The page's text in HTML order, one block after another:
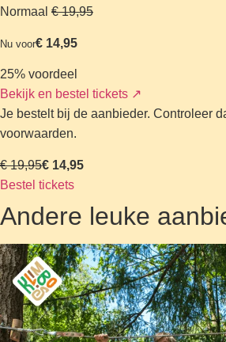
Normaal € 19,95
Nu voor€ 14,95
25% voordeel
Bekijk en bestel tickets ↗
Je bestelt bij de aanbieder. Controleer
voorwaarden.
€ 19,95€ 14,95
Bestel tickets
Andere leuke